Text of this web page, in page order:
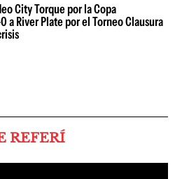
City Torque por la Copa
a River Plate por el Torneo Clausura
REFERÍ